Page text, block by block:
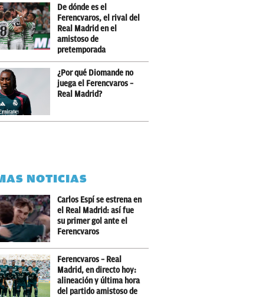
De dónde es el
Ferencvaros, el rival del
Real Madrid en el
amistoso de
pretemporada
¿Por qué Diomande no
juega el Ferencvaros –
Real Madrid?
NOTICIAS
Carlos Espí se estrena en
el Real Madrid: así fue
su primer gol ante el
Ferencvaros
Ferencvaros – Real
Madrid, en directo hoy:
alineación y última hora
del partido amistoso de